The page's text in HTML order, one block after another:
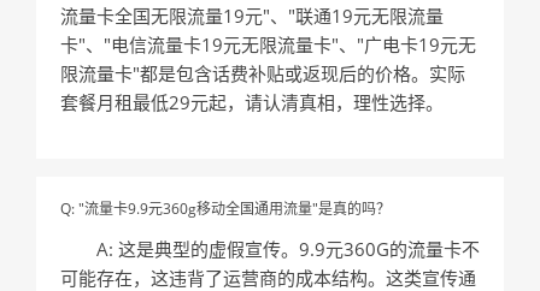
流量卡全国无限流量19元"、"联通19元无限流量
卡"、"电信流量卡19元无限流量卡"、"广电卡19元无
限流量卡"都是包含话费补贴或返现后的价格。实际
套餐月租最低29元起，请认清真相，理性选择。
Q: "流量卡9.9元360g移动全国通用流量"是真的吗？
A: 这是典型的虚假宣传。9.9元360G的流量卡不
可能存在，这违背了运营商的成本结构。这类宣传通